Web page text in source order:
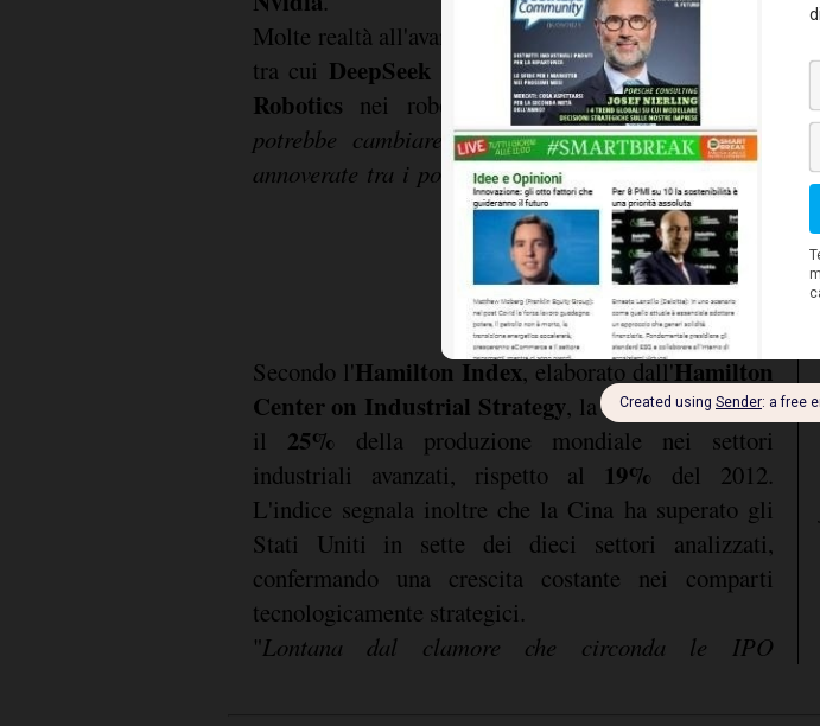
Molte realtà all'avanguardia non sono ancora quotate,
tra cui DeepSeek nell'AI,DJInei droni e
Robotics nei robot umanoidi. "Ma tutto questo
potrebbe cambiare visto che molte di esse sono
annoverate tra i potenziali candidati alle IPO cinesi
Secondo l'Hamilton Index, elaborato dall'Hamilton
Center on Industrial Strategy, la Cina copre ormai
il 25% della produzione mondiale nei settori
industriali avanzati, rispetto al
19% del 2012.
L'indice segnala inoltre che la Cina ha superato gli
Stati Uniti in sette dei dieci settori analizzati,
confermando una crescita costante nei comparti
tecnologicamente strategici.
"Lontana dal clamore che circonda le IPO